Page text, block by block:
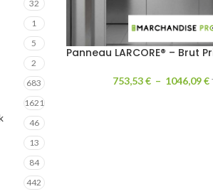
32
1
5
2
683
1621
46
13
84
442
Panneau LARCORE® – Brut
753,53€ – 1046,09€